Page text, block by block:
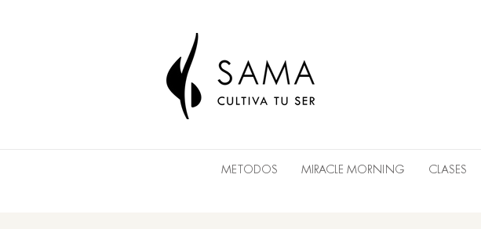
METODOS MIRACLE MORNING CLASES